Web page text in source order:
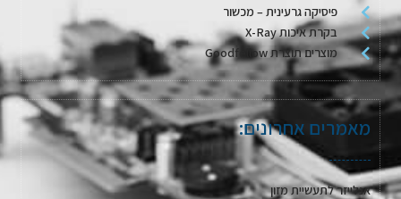
פיסיקה גרעינית – מכשור
בקרת איכות X-Ray
מוצרים תוצרת Goodfellow
מאמרים אחרונים:
אנלייזר לתעשיית מזון